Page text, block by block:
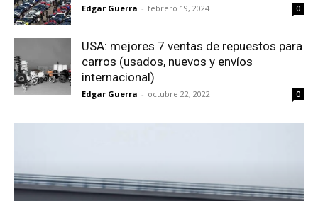
Edgar Guerra - febrero 19, 2024 0
USA: mejores 7 ventas de repuestos para
carros (usados, nuevos y envíos
internacional)
Edgar Guerra - octubre 22, 2022 0